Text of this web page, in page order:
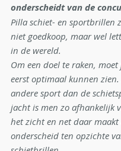
onderscheidt van de
Pilla schiet- en sportbrillen
niet goedkoop, maar wel
in de wereld.
Om een doel te raken,
eerst optimaal kunnen zien.
andere sport dan de
jacht is men zo afhankelijk
het zicht en net daar
onderscheid ten opzichte